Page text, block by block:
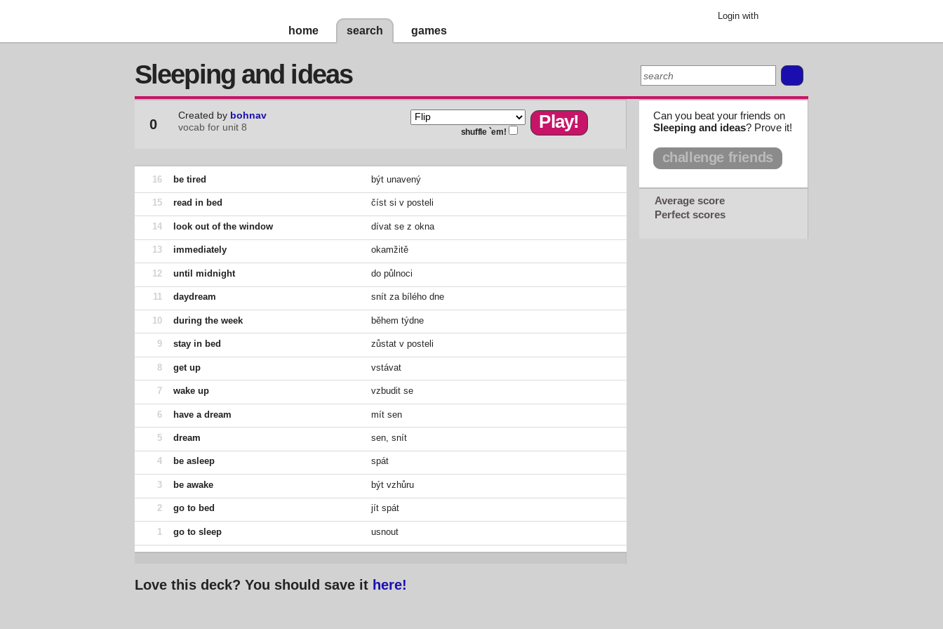
home search games
Login with
Sleeping and ideas
0
Created by bohnav
vocab for unit 8
shuffle `em!
16 be tired být unavený
15 read in bed číst si v posteli
14 look out of the window dívat se z okna
13 immediately okamžitě
12 until midnight do půlnoci
11 daydream snít za bílého dne
10 during the week během týdne
9 stay in bed zůstat v posteli
8 get up vstávat
7 wake up vzbudit se
6 have a dream mít sen
5 dream sen, snít
4 be asleep spát
3 be awake být vzhůru
2 go to bed jít spát
1 go to sleep usnout
Love this deck? You should save it here!
Can you beat your friends on
Sleeping and ideas? Prove it!
challenge friends
Average score
Perfect scores